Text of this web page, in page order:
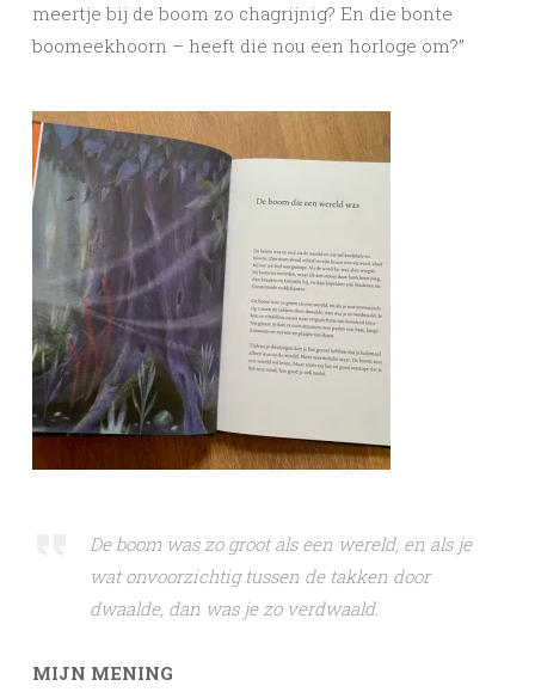
meertje bij de boom zo chagrijnig? En die bonte
boomeekhoorn – heeft die nou een horloge om?”
De boom was zo groot als een wereld, en als je
wat onvoorzichtig tussen de takken door
dwaalde, dan was je zo verdwaald.
MIJN MENING